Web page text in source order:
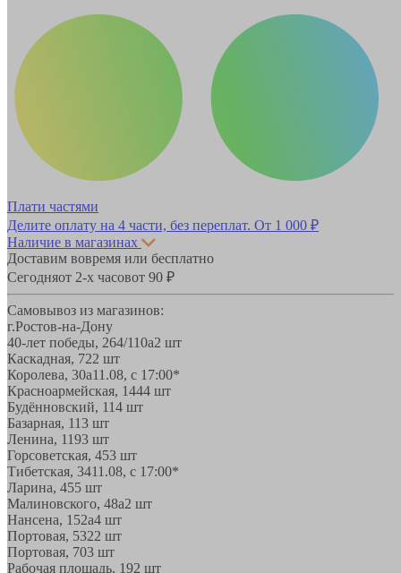
Плати частями
Делите оплату на 4 части, без переплат. От 1 000 ₽
Наличие в магазинах
Доставим вовремя или бесплатно
Сегодняот 2-х часовот 90 ₽
Самовывоз из магазинов:
г.Ростов-на-Дону
40-лет победы, 264/110а2 шт
Каскадная, 722 шт
Королева, 30а11.08, с 17:00*
Красноармейская, 1444 шт
Будённовский, 114 шт
Базарная, 113 шт
Ленина, 1193 шт
Горсоветская, 453 шт
Тибетская, 3411.08, с 17:00*
Ларина, 455 шт
Малиновского, 48а2 шт
Нансена, 152а4 шт
Портовая, 5322 шт
Портовая, 703 шт
Рабочая площадь, 192 шт